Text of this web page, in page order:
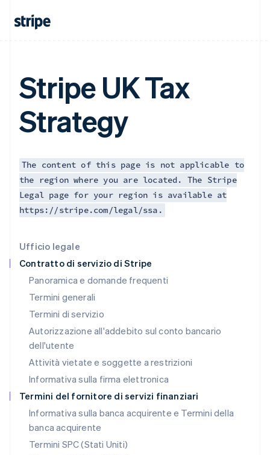
Ufficio legale
Contratto di servizio di Stripe
Panoramica e domande frequenti
Termini generali
Termini di servizio
Autorizzazione all'addebito sul conto bancario
dell'utente
Attività vietate e soggette a restrizioni
Informativa sulla firma elettronica
Termini del fornitore di servizi finanziari
Informativa sulla banca acquirente e Termini della
banca acquirente
Termini SPC (Stati Uniti)
Stripe UK Tax
Strategy
The content of this page is not applicable to
the region where you are located. The Stripe
Legal page for your region is available at
https://stripe.com/legal/ssa.
Français
Gibilterra
English
Grecia
English
India
Irlanda
English
Italia
ItalianoEnglish
Lettonia
English
Deutsch English
Lituania
English
Lussemburgo
FrançaisDeutschEnglish
Malaysia
English 简体中文
Malta
English
Messico
Español English
Norvegia
English
English
Paesi Bassi
NederlandsEnglish